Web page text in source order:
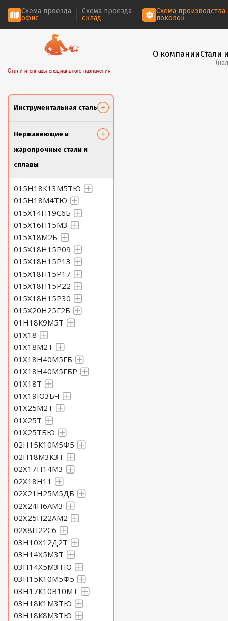
Схема проезда
офис
Схема проезда
склад
Схема производства
поковок
Стали и сплавы специального назначения
О компанииСтали
Инструментальная сталь
Нержавеющие и
жаропрочные стали и
сплавы
015Н18К13М5ТЮ
015Н18М4ТЮ
015Х14Н19С6Б
015Х16Н15М3
015Х18М2Б
015Х18Н15Р09
015Х18Н15Р13
015Х18Н15Р17
015Х18Н15Р22
015Х18Н15Р30
015Х20Н25Г2Б
01Н18К9М5Т
01Х18
01Х18М2Т
01Х18Н40М5ГБ
01Х18Н40М5ГБР
01Х18Т
01Х19Ю3БЧ
01Х25М2Т
01Х25Т
01Х25ТБЮ
02Н15К10М5Ф5
02Н18М3К3Т
02Х17Н14М3
02Х18Н11
02Х21Н25М5ДБ
02Х24Н6АМ3
02Х25Н22АМ2
02Х8Н22С6
03Н10Х12Д2Т
03Н14Х5М3Т
03Н14Х5М3ТЮ
03Н15К10М5Ф5
03Н17К10В10МТ
03Н18К1М3ТЮ
03Н18К8М3ТЮ